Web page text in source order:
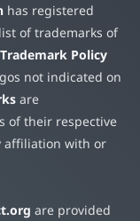
has registered
of trademarks of
Trademark Policy
not indicated on
are
of their respective
affiliation with or
are provided